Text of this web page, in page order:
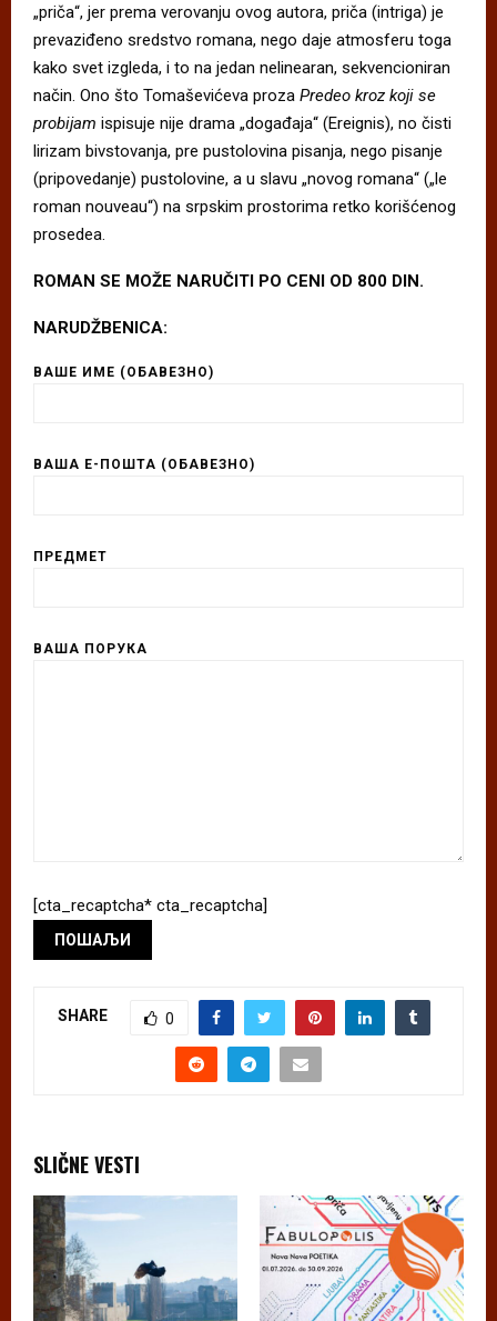
„priča“, jer prema verovanju ovog autora, priča (intriga) je
prevaziđeno sredstvo romana, nego daje atmosferu toga
kako svet izgleda, i to na jedan nelinearan, sekvencioniran
način. Ono što Tomaševićeva proza Predeo kroz koji se
probijam ispisuje nije drama „događaja“ (Ereignis), no čisti
lirizam bivstovanja, pre pustolovina pisanja, nego pisanje
(pripovedanje) pustolovine, a u slavu „novog romana“ („le
roman nouveau“) na srpskim prostorima retko korišćenog
prosedea.
ROMAN SE MOŽE NARUČITI PO CENI OD 800 DIN.
NARUDŽBENICA:
ВАШЕ ИМЕ (ОБАВЕЗНО)
ВАША Е-ПОШТА (ОБАВЕЗНО)
ПРЕДМЕТ
ВАША ПОРУКА
[cta_recaptcha* cta_recaptcha]
SHARE 0
SLIČNE VESTI